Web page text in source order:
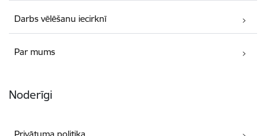
Darbs vēlēšanu iecirknī
Par mums
Noderīgi